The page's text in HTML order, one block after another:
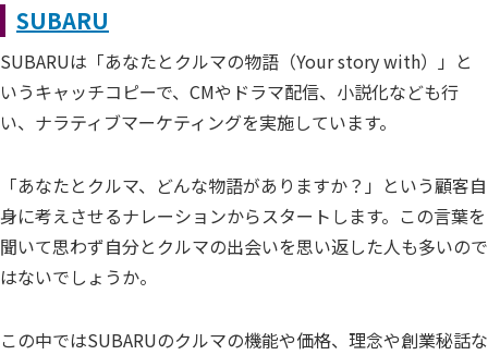
SUBARU
SUBARUは「あなたとクルマの物語（Your story with）」と
いうキャッチコピーで、CMやドラマ配信、小説化なども行
い、ナラティブマーケティングを実施しています。
「あなたとクルマ、どんな物語がありますか？」という顧客自
身に考えさせるナレーションからスタートします。この言葉を
聞いて思わず自分とクルマの出会いを思い返した人も多いので
はないでしょうか。
この中ではSUBARUのクルマの機能や価格、理念や創業秘話な